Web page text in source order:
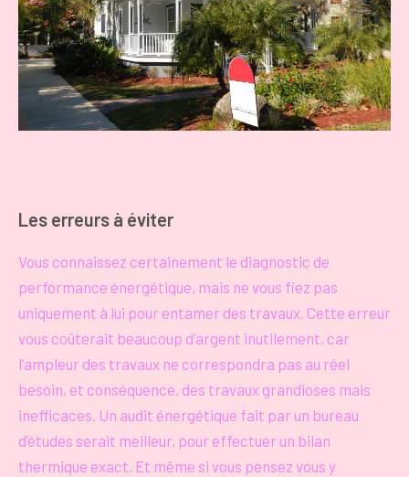
Les erreurs à éviter
Vous connaissez certainement le diagnostic de
performance énergétique, mais ne vous fiez pas
uniquement à lui pour entamer des travaux. Cette erreur
vous coûterait beaucoup d’argent inutilement, car
l’ampleur des travaux ne correspondra pas au réel
besoin, et conséquence, des travaux grandioses mais
inefficaces. Un audit énergétique fait par un bureau
d’études serait meilleur, pour effectuer un bilan
thermique exact. Et même si vous pensez vous y